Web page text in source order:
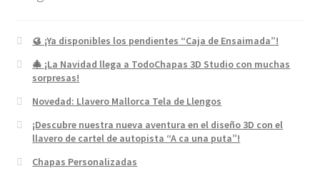
🥮 ¡Ya disponibles los pendientes “Caja de Ensaimada”!
🎄 ¡La Navidad llega a TodoChapas 3D Studio con muchas
sorpresas!
Novedad: Llavero Mallorca Tela de Llengos
¡Descubre nuestra nueva aventura en el diseño 3D con el
llavero de cartel de autopista “A ca una puta”!
Chapas Personalizadas